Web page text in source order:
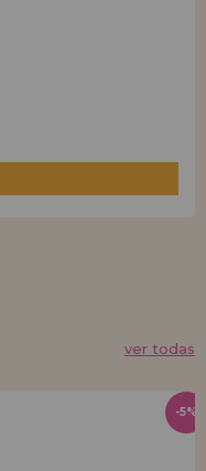
ver todas
-5%